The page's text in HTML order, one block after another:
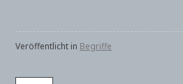
Veröffentlicht in Begriffe